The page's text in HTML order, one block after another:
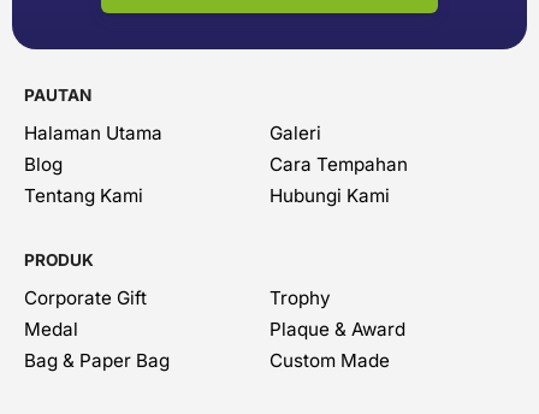
PAUTAN
Halaman Utama
Galeri
Blog
Cara Tempahan
Tentang Kami
Hubungi Kami
PRODUK
Corporate Gift
Trophy
Medal
Plaque & Award
Bag & Paper Bag
Custom Made